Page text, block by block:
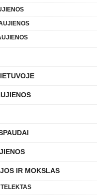
IR MOKSLAS